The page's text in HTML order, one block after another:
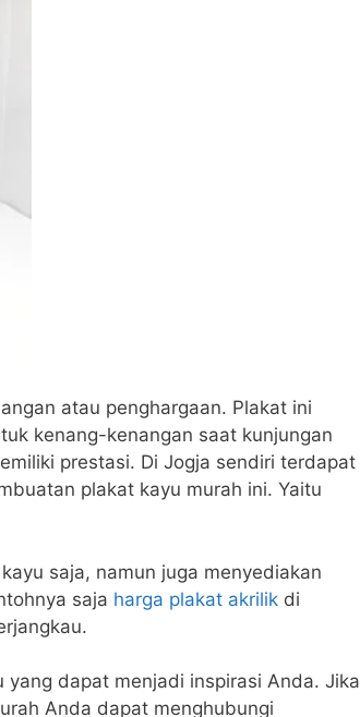
atau penghargaan. Plakat ini
kenang-kenangan saat kunjungan
prestasi. Di Jogja sendiri terdapat
plakat kayu murah ini. Yaitu
saja, namun juga menyediakan
saja harga plakat akrilik di
dapat menjadi inspirasi Anda. Jika
Anda dapat menghubungi